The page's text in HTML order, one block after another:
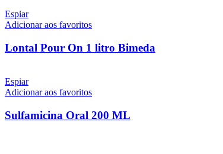
Espiar
Adicionar aos favoritos
Lontal Pour On 1 litro Bimeda
Espiar
Adicionar aos favoritos
Sulfamicina Oral 200 ML